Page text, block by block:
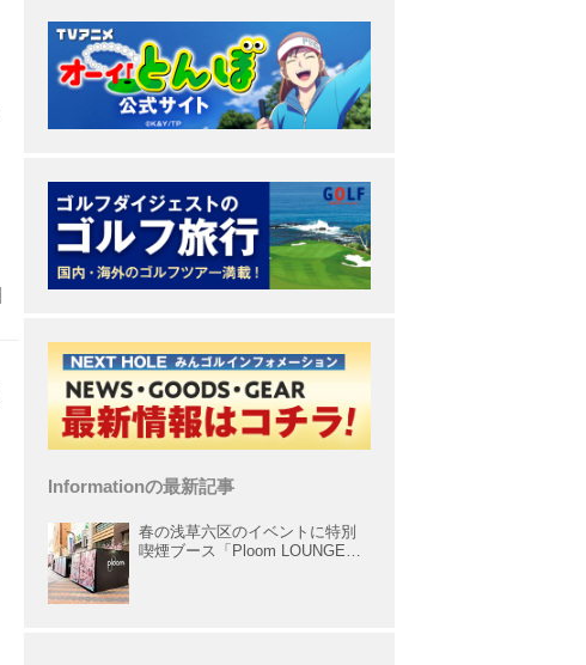
Informationの最新記事
春の浅草六区のイベントに特別
喫煙ブース「Ploom LOUNGE」